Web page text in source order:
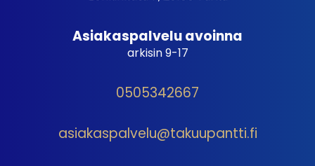
Asiakaspalvelu avoinna
arkisin 9-17
0505342667
asiakaspalvelu@takuupantti.fi